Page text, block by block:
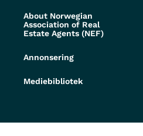
About Norwegian
Association of Real
Estate Agents (NEF)
Annonsering
Mediebibliotek